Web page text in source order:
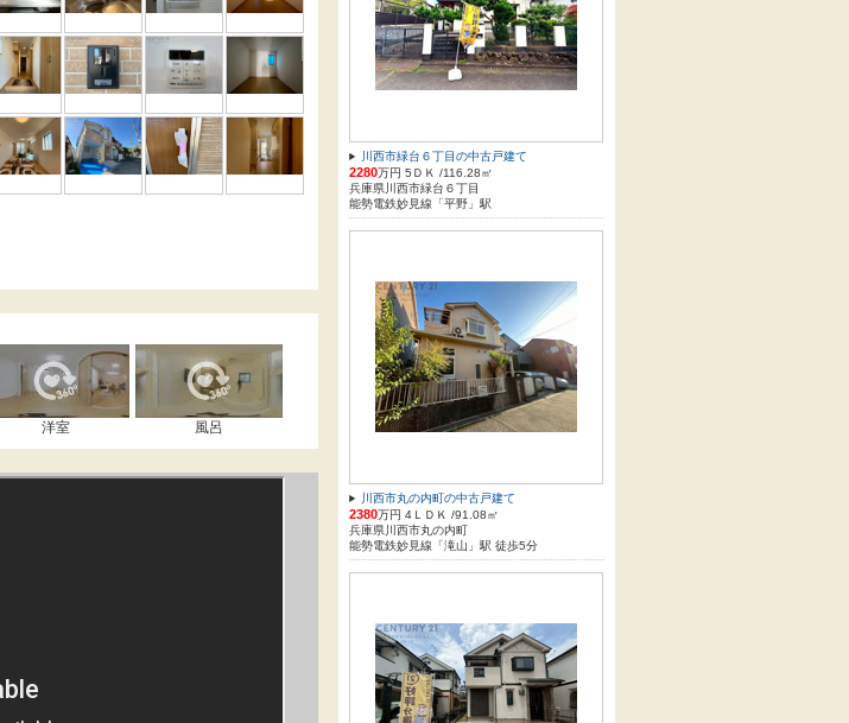
洋室 風呂
川西市緑台６丁目の中古戸建て
2280万円 5ＤＫ /116.28㎡
兵庫県川西市緑台６丁目
能勢電鉄妙見線「平野」駅
川西市丸の内町の中古戸建て
2380万円 4ＬＤＫ /91.08㎡
兵庫県川西市丸の内町
能勢電鉄妙見線「滝山」駅 徒歩5分